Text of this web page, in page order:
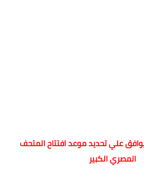
علي تحديد موعد افتتاح المتحف
المصري الكبير